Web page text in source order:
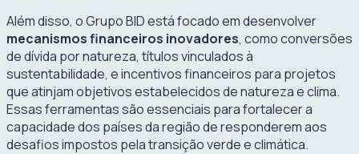
Além disso, o Grupo BID está focado em desenvolver
mecanismos financeiros inovadores, como conversões
de dívida por natureza, títulos vinculados à
sustentabilidade, e incentivos financeiros para projetos
que atinjam objetivos estabelecidos de natureza e clima.
Essas ferramentas são essenciais para fortalecer a
capacidade dos países da região de responderem aos
desafios impostos pela transição verde e climática.